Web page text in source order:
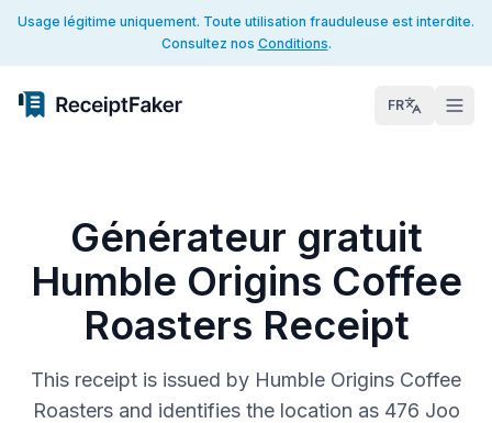
Usage légitime uniquement. Toute utilisation frauduleuse est interdite.
Consultez nos Conditions.
FR
Générateur gratuit
Humble Origins Coffee
Roasters Receipt
This receipt is issued by Humble Origins Coffee
Roasters and identifies the location as 476 Joo